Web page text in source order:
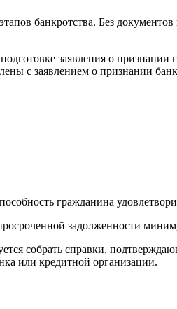
банкротства. Без
заявления о
с заявлением о признании
гражданина
задолженности
собрать справки,
или кредитной организации.